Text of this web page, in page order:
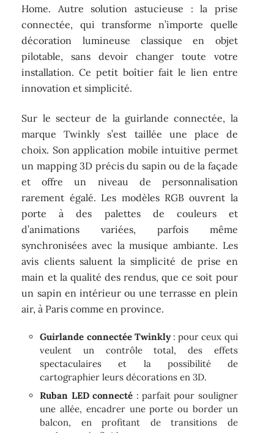
Home. Autre solution astucieuse : la prise
connectée, qui transforme n’importe quelle
décoration lumineuse classique en objet
pilotable, sans devoir changer toute votre
installation. Ce petit boîtier fait le lien entre
innovation et simplicité.
Sur le secteur de la guirlande connectée, la
marque Twinkly s’est taillée une place de
choix. Son application mobile intuitive permet
un mapping 3D précis du sapin ou de la façade
et offre un niveau de personnalisation
rarement égalé. Les modèles RGB ouvrent la
porte à des palettes de couleurs et
d’animations variées, parfois même
synchronisées avec la musique ambiante. Les
avis clients saluent la simplicité de prise en
main et la qualité des rendus, que ce soit pour
un sapin en intérieur ou une terrasse en plein
air, à Paris comme en province.
Guirlande connectée Twinkly: pour ceux qui
veulent un contrôle total, des effets
spectaculaires et la possibilité de
cartographier leurs décorations en 3D.
Ruban LED connecté : parfait pour souligner
une allée, encadrer une porte ou border un
balcon, en profitant de transitions de